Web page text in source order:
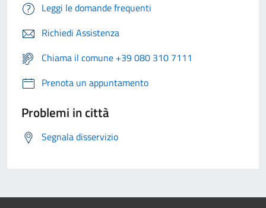
Leggi le domande frequenti
Richiedi Assistenza
Chiama il comune +39 080 310 7111
Prenota un appuntamento
Problemi in città
Segnala disservizio